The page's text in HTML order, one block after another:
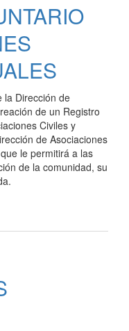
la Dirección de
de un Registro
Civiles y
de Asociaciones
le permitirá a las
de la comunidad, su